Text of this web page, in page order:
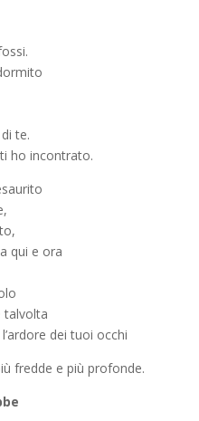
te.
ho incontrato.
qui e ora
talvolta
dei tuoi occhi
fredde e più profonde.